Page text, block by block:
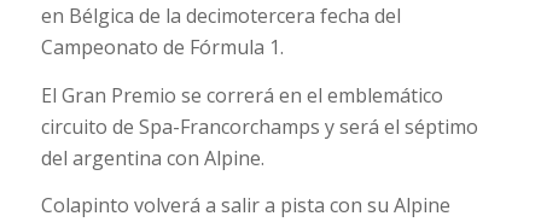
en Bélgica de la decimotercera fecha del
Campeonato de Fórmula 1.
El Gran Premio se correrá en el emblemático
circuito de Spa-Francorchamps y será el séptimo
del argentina con Alpine.
Colapinto volverá a salir a pista con su Alpine